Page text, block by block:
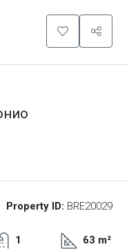
Property ID: BRE20029
1
63 m²